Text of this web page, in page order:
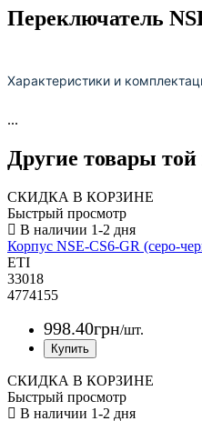
Переключатель
Характеристики и
...
Другие товары
СКИДКА В КОРЗИНЕ
Быстрый просмотр
Корпус NSE-CS6-GR (серо-
ETI
33018
4774155
998.40грн/шт.
СКИДКА В КОРЗИНЕ
Быстрый просмотр